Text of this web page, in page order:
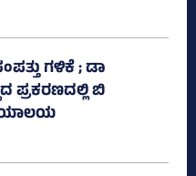
ಗಳಿಕೆ ; ಡಾ
ಪ್ರಕರಣದಲ್ಲಿ ಬಿ